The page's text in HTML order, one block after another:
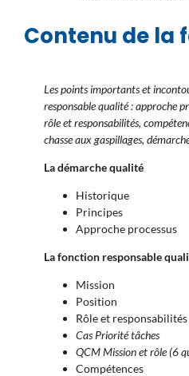
Contenu de la
Les points importants et
responsable qualité : approche
rôle et responsabilités,
chasse aux gaspillages,
La démarche qualité
Historique
Principes
Approche processus
La fonction responsable
Mission
Position
Rôle et responsabilités
Cas Priorité tâches
QCM Mission et rôle(6
Compétences